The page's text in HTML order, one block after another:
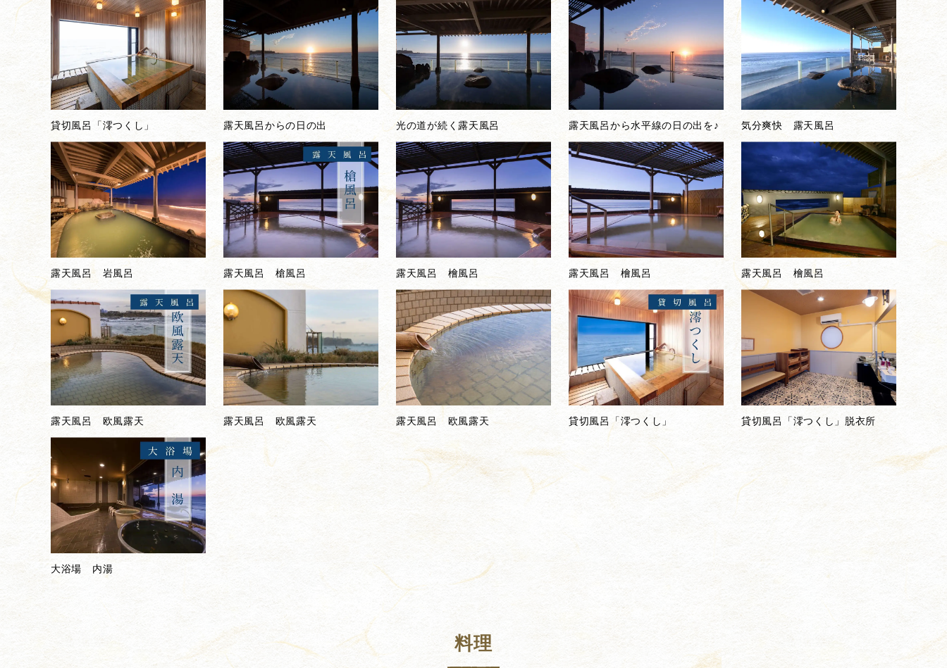
貸切風呂「澪つくし」 露天風呂からの日の出 光の道が続く露天風呂 露天風呂から水平線の日の出を♪ 気分爽快 露天風呂
露天風呂 岩風呂 露天風呂 槍風呂 露天風呂 檜風呂 露天風呂 檜風呂 露天風呂 檜風呂
露天風呂 欧風露天 露天風呂 欧風露天 露天風呂 欧風露天 貸切風呂「澪つくし」 貸切風呂「澪つくし」脱衣所
大浴場 内湯
料理